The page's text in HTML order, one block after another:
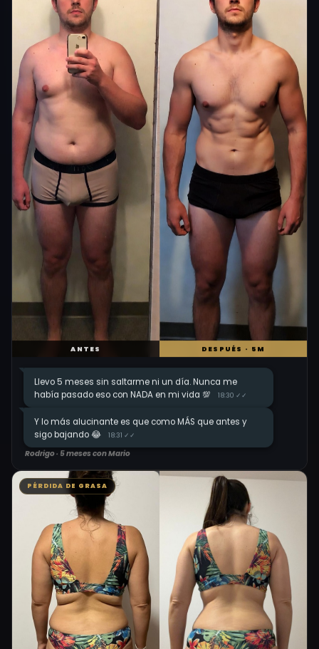
ANTES DESPUÉS · 5M
Llevo 5 meses sin saltarme ni un día. Nunca me
había pasado eso con NADA en mi vida 💯
18:30 ✓✓
Y lo más alucinante es que como MÁS que antes y
sigo bajando 😂
18:31 ✓✓
Rodrigo · 5 meses con Mario
PÉRDIDA DE GRASA